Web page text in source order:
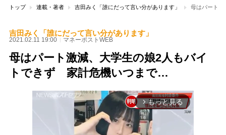
トップ 連載・著者 吉田みく「誰にだって言い分があります」 母はパート
吉田みく「誰にだって言い分があります」
2021.02.11 19:00 マネーポストWEB
母はパート激減、大学生の娘2人もバイ
トできず 家計危機いつまで…
arrow_forward_ios もっと見る